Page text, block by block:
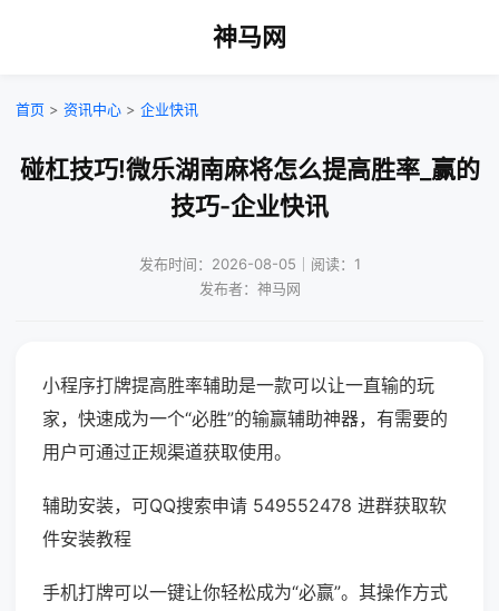
神马网
首页 > 资讯中心 > 企业快讯
碰杠技巧!微乐湖南麻将怎么提高胜率_赢的
技巧-企业快讯
发布时间：2026-08-05｜阅读：1
发布者：神马网
小程序打牌提高胜率辅助是一款可以让一直输的玩
家，快速成为一个“必胜”的输赢辅助神器，有需要的
用户可通过正规渠道获取使用。
辅助安装，可QQ搜索申请 549552478 进群获取软
件安装教程
手机打牌可以一键让你轻松成为“必赢”。其操作方式